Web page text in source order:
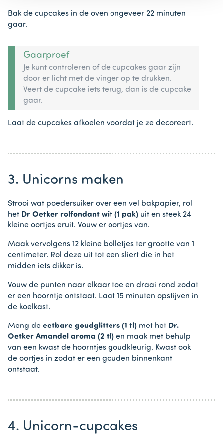
Bak de cupcakes in de oven ongeveer 22 minuten
gaar.
Gaarproef
Je kunt controleren of de cupcakes gaar zijn
door er licht met de vinger op te drukken.
Veert de cupcake iets terug, dan is de cupcake
gaar.
Laat de cupcakes afkoelen voordat je ze decoreert.
3. Unicorns maken
Strooi wat poedersuiker over een vel bakpapier, rol
het Dr Oetker rolfondant wit (1 pak) uit en steek 24
kleine oortjes eruit. Vouw er oortjes van.
Maak vervolgens 12 kleine bolletjes ter grootte van 1
centimeter. Rol deze uit tot een sliert die in het
midden iets dikker is.
Vouw de punten naar elkaar toe en draai rond zodat
er een hoorntje ontstaat. Laat 15 minuten opstijven in
de koelkast.
Meng de eetbare goudglitters (1 tl) met het Dr.
Oetker Amandel aroma (2 tl) en maak met behulp
van een kwast de hoorntjes goudkleurig. Kwast ook
de oortjes in zodat er een gouden binnenkant
ontstaat.
4. Unicorn-cupcakes